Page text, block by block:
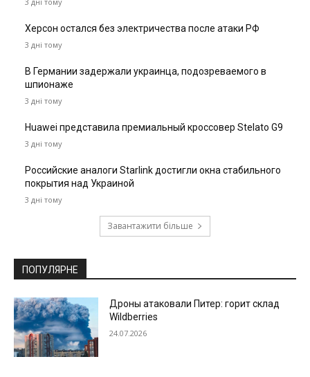
Херсон остался без электричества после атаки РФ
3 дні тому
В Германии задержали украинца, подозреваемого в
шпионаже
3 дні тому
Huawei представила премиальный кроссовер Stelato G9
3 дні тому
Российские аналоги Starlink достигли окна стабильного
покрытия над Украиной
3 дні тому
Завантажити більше
ПОПУЛЯРНЕ
Дроны атаковали Питер: горит склад
Wildberries
24.07.2026